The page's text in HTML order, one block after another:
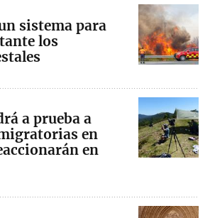
sistema para
los
a prueba a
en
en